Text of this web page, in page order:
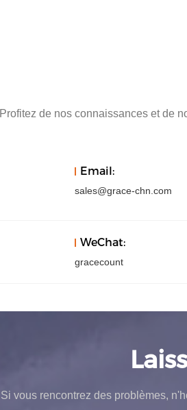
Profitez de nos connaissances et de
Email:
sales@grace-chn.com
WeChat:
gracecount
Si vous rencontrez des problèmes,